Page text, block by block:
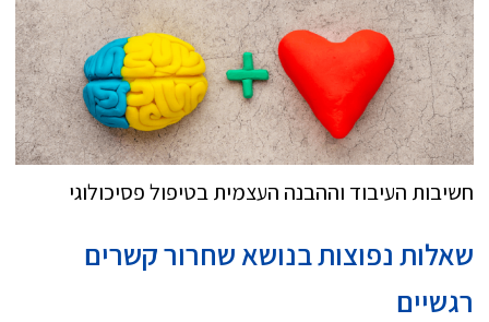
חשיבות העיבוד וההבנה העצמית בטיפול פסיכולוגי
שאלות נפוצות בנושא שחרור קשרים
רגשיים